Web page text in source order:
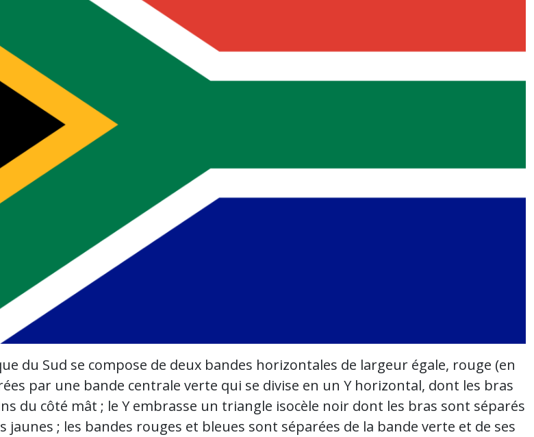
du Sud se compose de deux bandes horizontales de largeur égale, rouge (en
par une bande centrale verte qui se divise en un Y horizontal, dont les bras
du côté mât ; le Y embrasse un triangle isocèle noir dont les bras sont séparés
jaunes ; les bandes rouges et bleues sont séparées de la bande verte et de ses